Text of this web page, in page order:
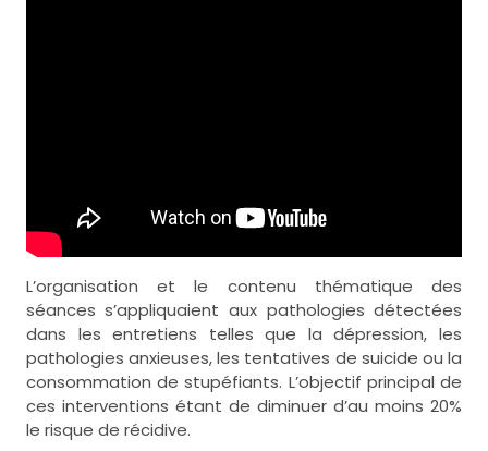
L’organisation et le contenu thématique des
séances s’appliquaient aux pathologies détectées
dans les entretiens telles que la dépression, les
pathologies anxieuses, les tentatives de suicide ou la
consommation de stupéfiants. L’objectif principal de
ces interventions étant de diminuer d’au moins 20%
le risque de récidive.